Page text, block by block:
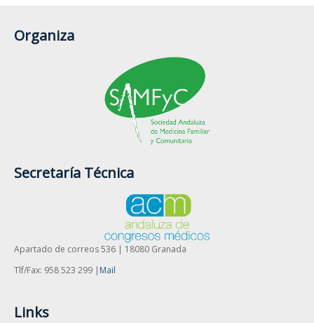
Organiza
Secretaría Técnica
Apartado de correos 536 | 18080 Granada
Tlf/Fax: 958 523 299 | Mail
Links